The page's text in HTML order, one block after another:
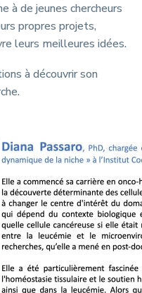
à de jeunes chercheurs
propres projets,
leurs meilleures idées.
à découvrir son